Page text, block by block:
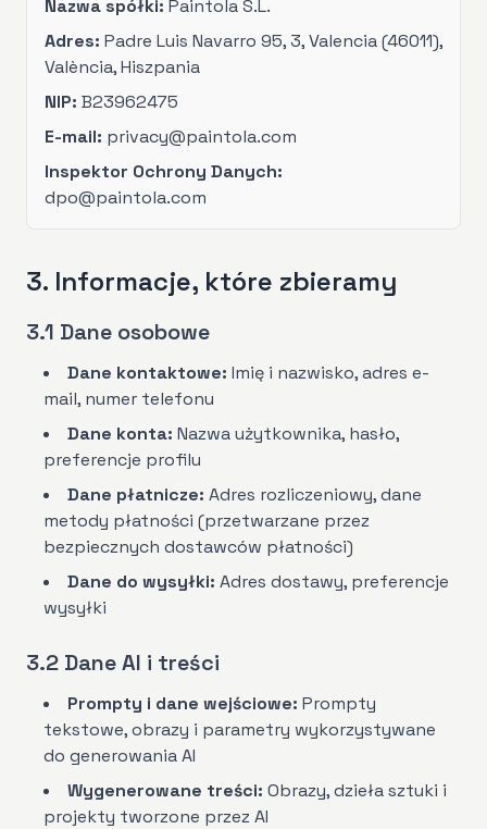
Nazwa spółki: Paintola S.L.
Adres: Padre Luis Navarro 95, 3, Valencia (46011),
València, Hiszpania
NIP: B23962475
E-mail: privacy@paintola.com
Inspektor Ochrony Danych:
dpo@paintola.com
3. Informacje, które zbieramy
3.1 Dane osobowe
Dane kontaktowe: Imię i nazwisko, adres e-
mail, numer telefonu
Dane konta: Nazwa użytkownika, hasło,
preferencje profilu
Dane płatnicze: Adres rozliczeniowy, dane
metody płatności (przetwarzane przez
bezpiecznych dostawców płatności)
Dane do wysyłki: Adres dostawy, preferencje
wysyłki
3.2 Dane AI i treści
Prompty i dane wejściowe: Prompty
tekstowe, obrazy i parametry wykorzystywane
do generowania AI
Wygenerowane treści: Obrazy, dzieła sztuki i
projekty tworzone przez AI